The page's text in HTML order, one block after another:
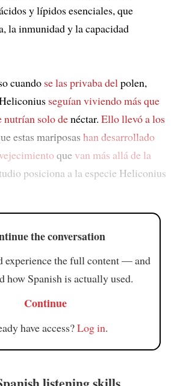
y lípidos esenciales, que
la inmunidad y la capacidad
cuando se las privaba del polen,
seguían viviendo más que
nutrían solo denéctar. Ello llevó a los
estas mariposas han desarrollado
quevan más allá de la
posiciona a la especie Heliconius
the conversation
experience the full content — and
how Spanish is actually used.
Continue
have access?Log in.